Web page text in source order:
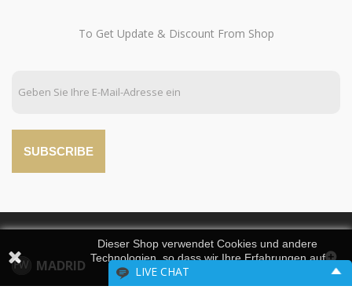
Dieser Shop verwendet Cookies und andere
Technologien, so dass wir Ihre Erfahrungen auf
unseren Seiten verbessern können.
LIVE CHAT
To Get Update & Discount From Shop
SUBSCRIBE
MADRID